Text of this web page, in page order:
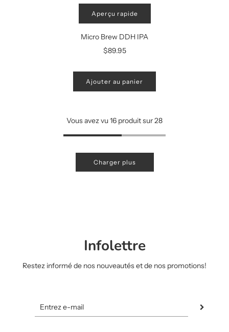
Aperçu rapide
Micro Brew DDH IPA
$89.95
Ajouter au panier
Vous avez vu 16 produit sur 28
Charger plus
Infolettre
Restez informé de nos nouveautés et de nos promotions!